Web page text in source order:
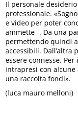
Il personale
professionale.
e video per poter
ammette -. Da una
permettendo quindi
accessibili. Dall’altra
essere connesse.
intrapresi con alcune
una raccolta fondi».
(luca mauro melloni)